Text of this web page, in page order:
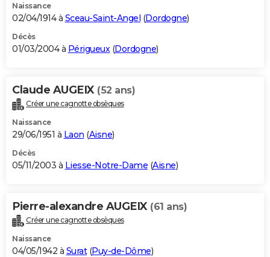
Naissance
02/04/1914 à Sceau-Saint-Angel (Dordogne)
Décès
01/03/2004 à Périgueux(Dordogne)
Claude AUGEIX (52 ans)
Créer une cagnotte obsèques
Naissance
29/06/1951 à Laon (Aisne)
Décès
05/11/2003 à Liesse-Notre-Dame (Aisne)
Pierre-alexandre AUGEIX (61 ans)
Créer une cagnotte obsèques
Naissance
04/05/1942 à Surat(Puy-de-Dôme)